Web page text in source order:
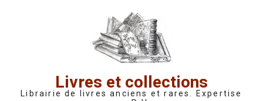
Livres et collections
Librairie de livres anciens et rares. Expertise